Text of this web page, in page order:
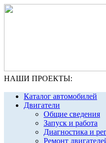
НАШИ ПРОЕКТЫ:
Каталог автомобилей
Двигатели
Общие сведения
Запуск и работа
Диагностика и
Ремонт